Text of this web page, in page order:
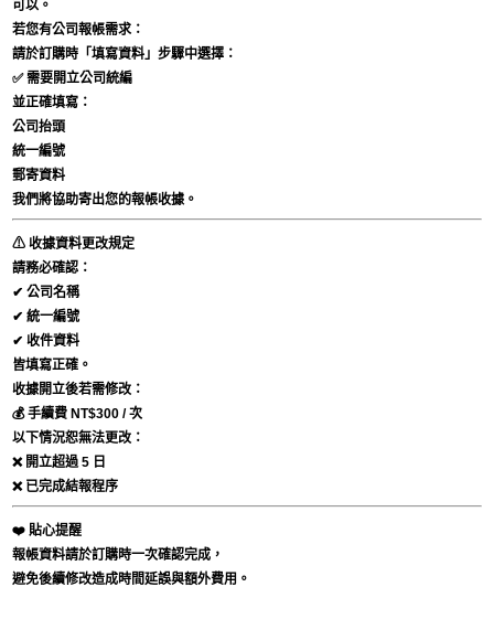
可以。
若您有公司報帳需求：
請於訂購時「填寫資料」步驟中選擇：
✅需要開立公司統編
並正確填寫：
公司抬頭
統一編號
郵寄資料
我們將協助寄出您的報帳收據。
⚠ 收據資料更改規定
請務必確認：
✔ 公司名稱
✔ 統一編號
✔ 收件資料
皆填寫正確。
收據開立後若需修改：
💰 手續費 NT$300 / 次
以下情況恕無法更改：
❌ 開立超過 5 日
❌ 已完成結報程序
❤️ 貼心提醒
報帳資料請於訂購時一次確認完成，
避免後續修改造成時間延誤與額外費用。